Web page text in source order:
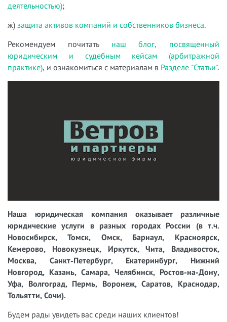
деятельностью);
ж) защита активов компаний и собственников бизнеса.
Рекомендуем почитать наш блог, посвященный
юридическим и судебным кейсам (арбитражной
практике), и ознакомиться с материалам в Разделе "Статьи".
Наша юридическая компания оказывает различные
юридические услуги в разных городах России (в т.ч.
Новосибирск, Томск, Омск, Барнаул, Красноярск,
Кемерово, Новокузнецк, Иркутск, Чита, Владивосток,
Москва, Санкт-Петербург, Екатеринбург, Нижний
Новгород, Казань, Самара, Челябинск, Ростов-на-Дону,
Уфа, Волгоград, Пермь, Воронеж, Саратов, Краснодар,
Тольятти, Сочи).
Будем рады увидеть вас среди наших клиентов!